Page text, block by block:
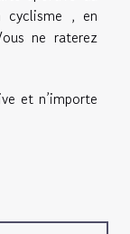
, en
ne raterez
et n’importe